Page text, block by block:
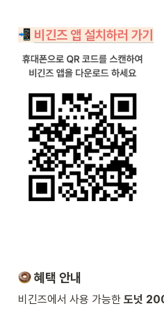
비긴즈 앱 설치하러 가기
혜택 안내
비긴즈에서 사용 가능한 도넛